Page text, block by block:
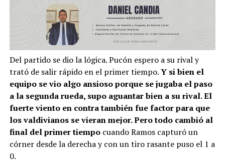
Del partido se dio la lógica. Pucón espero a su rival y
trató de salir rápido en el primer tiempo.Y si bien el
equipo se vio algo ansioso porque se jugaba el paso
a la segunda rueda, supo aguantar bien a su rival. El
fuerte viento en contra también fue factor para que
los valdivianos se vieran mejor. Pero todo cambió al
final del primer tiempocuando Ramos capturó un
córner desde la derecha y con un tiro rasante puso el 1 a
0.